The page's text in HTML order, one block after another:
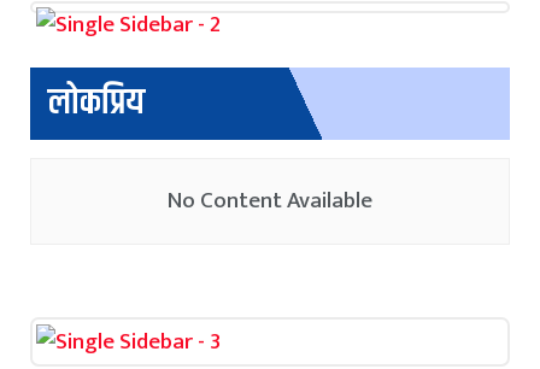
लोकप्रिय
No Content Available